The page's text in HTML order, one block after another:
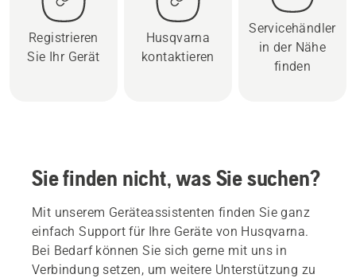
Registrieren
Sie Ihr Gerät
Husqvarna
kontaktieren
Servicehändler
in der Nähe
finden
Sie finden nicht, was Sie suchen?
Mit unserem Geräteassistenten finden Sie ganz
einfach Support für Ihre Geräte von Husqvarna.
Bei Bedarf können Sie sich gerne mit uns in
Verbindung setzen, um weitere Unterstützung zu